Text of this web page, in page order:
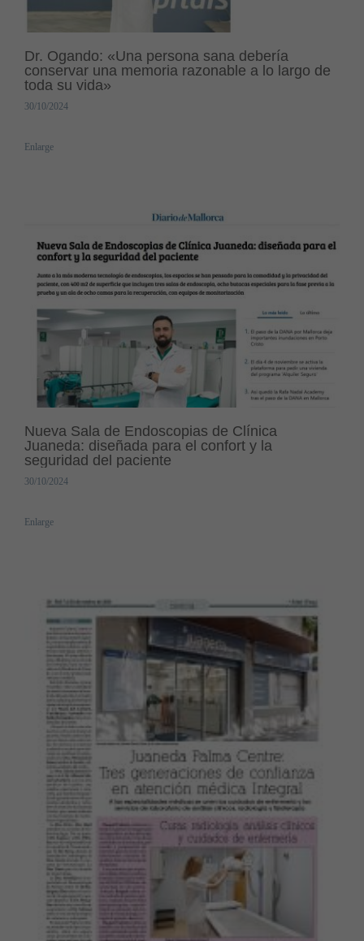
Dr. Ogando: «Una persona sana debería
conservar una memoria razonable a lo largo de
toda su vida»
30/10/2024
Enlarge
Nueva Sala de Endoscopias de Clínica
Juaneda: diseñada para el confort y la
seguridad del paciente
30/10/2024
Enlarge